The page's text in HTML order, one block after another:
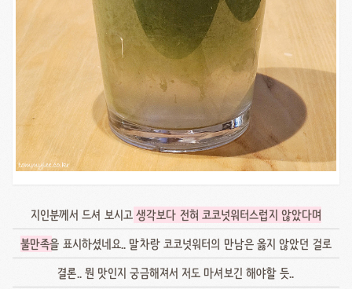
지인분께서 드셔 보시고생각보다 전혀 코코넛워터스럽지 않았다며
불만족을 표시하셨네요.. 말차랑 코코넛워터의 만남은 옳지 않았던 걸로
결론.. 뭔 맛인지 궁금해져서 저도 마셔보긴 해야할 듯..